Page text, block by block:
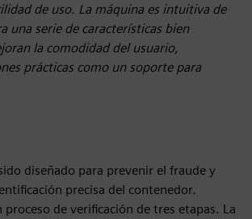
de uso. La máquina es intuitiva de
una serie de características bien
la comodidad del usuario,
prácticas como un soporte para
diseñado para prevenir el fraude y
precisa del contenedor.
proceso de verificación de tres etapas. La